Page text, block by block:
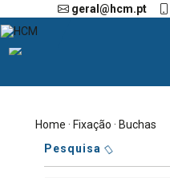
geral@hcm.pt
Home ·Fixação · Buchas
Pesquisa